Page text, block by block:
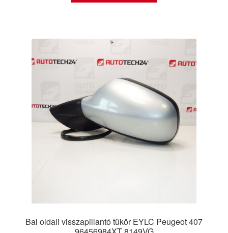
Bal oldali visszapillantó tükör EYLC Peugeot 407